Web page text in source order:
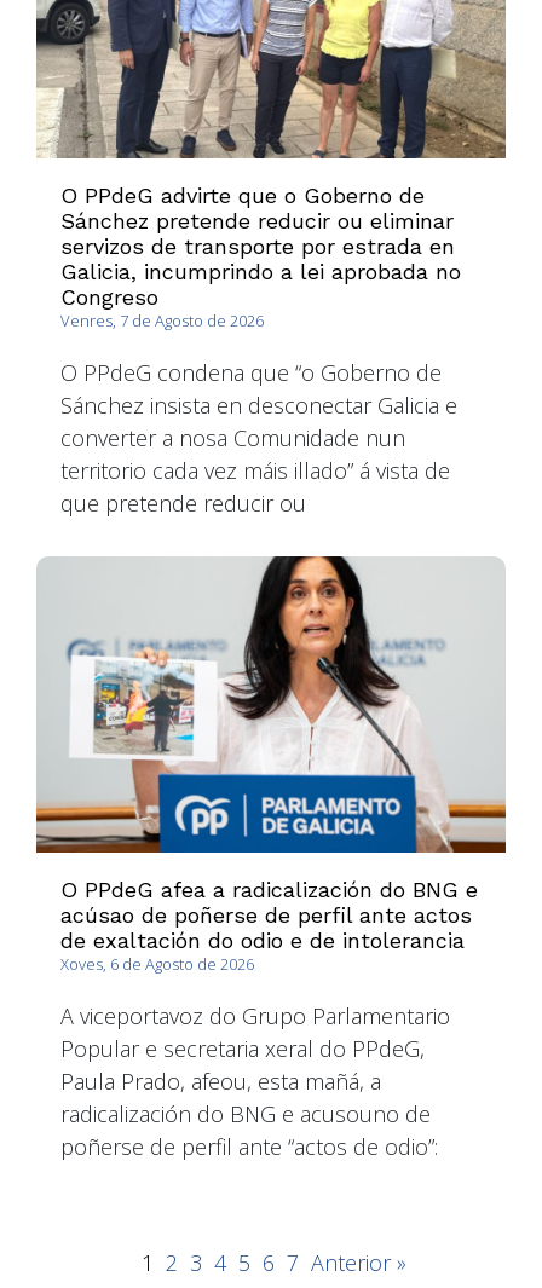
O PPdeG advirte que o Goberno de
Sánchez pretende reducir ou eliminar
servizos de transporte por estrada en
Galicia, incumprindo a lei aprobada no
Congreso
Venres, 7 de Agosto de 2026
O PPdeG condena que “o Goberno de
Sánchez insista en desconectar Galicia e
converter a nosa Comunidade nun
territorio cada vez máis illado” á vista de
que pretende reducir ou
O PPdeG afea a radicalización do BNG e
acúsao de poñerse de perfil ante actos
de exaltación do odio e de intolerancia
Xoves, 6 de Agosto de 2026
A viceportavoz do Grupo Parlamentario
Popular e secretaria xeral do PPdeG,
Paula Prado, afeou, esta mañá, a
radicalización do BNG e acusouno de
poñerse de perfil ante “actos de odio”:
1 2 3 4 5 6 7 Anterior »